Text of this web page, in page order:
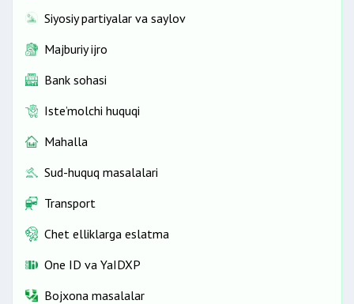
Siyosiy partiyalar va saylov
Majburiy ijro
Bank sohasi
Iste’molchi huquqi
Mahalla
Sud-huquq masalalari
Transport
Chet elliklarga eslatma
One ID vа YaIDXP
Bojxona masalalar